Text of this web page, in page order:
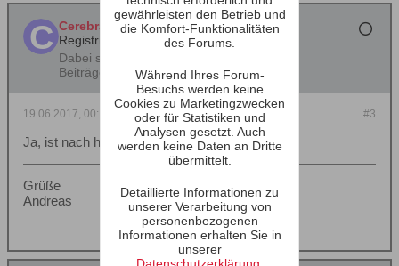
Cerebral_Amoebe
Registrierter Benutzer
Dabei seit:
Beiträge:
#3
19.06.2017, 00:18
Ja, ist nach hinten offen.
Grüße
Andreas
gewährleisten den Betrieb und
die Komfort-Funktionalitäten
des Forums.
Während Ihres Forum-
Besuchs werden keine
Cookies zu Marketingzwecken
oder für Statistiken und
Analysen gesetzt. Auch
werden keine Daten an Dritte
übermittelt.
Detaillierte Informationen zu
unserer Verarbeitung von
personenbezogenen
Informationen erhalten Sie in
unserer